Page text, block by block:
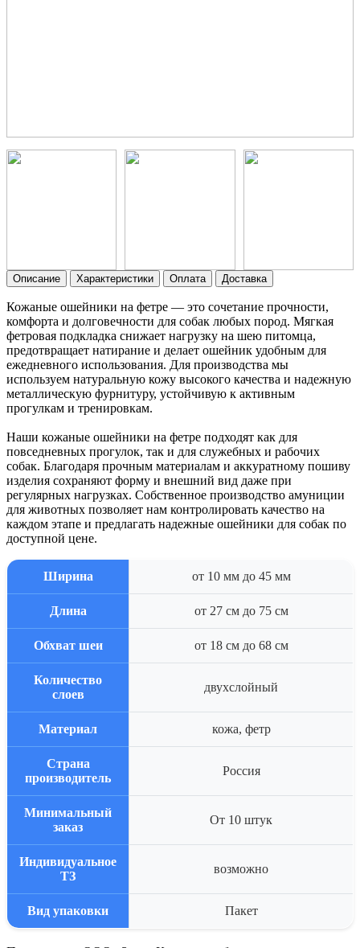
Описание Характеристики Оплата Доставка
Кожаные ошейники на фетре — это сочетание прочности,
комфорта и долговечности для собак любых пород. Мягкая
фетровая подкладка снижает нагрузку на шею питомца,
предотвращает натирание и делает ошейник удобным для
ежедневного использования. Для производства мы
используем натуральную кожу высокого качества и надежную
металлическую фурнитуру, устойчивую к активным
прогулкам и тренировкам.
Наши кожаные ошейники на фетре подходят как для
повседневных прогулок, так и для служебных и рабочих
собак. Благодаря прочным материалам и аккуратному пошиву
изделия сохраняют форму и внешний вид даже при
регулярных нагрузках. Собственное производство амуниции
для животных позволяет нам контролировать качество на
каждом этапе и предлагать надежные ошейники для собак по
доступной цене.
Ширина от 10 мм до 45 мм
Длина от 27 см до 75 см
Обхват шеи от 18 см до 68 см
Количество
слоев
двухслойный
Материал кожа, фетр
Страна
производитель
Россия
Минимальный
заказ
От 10 штук
Индивидуальное
ТЗ
возможно
Вид упаковки Пакет